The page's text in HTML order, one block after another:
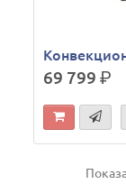
69 799р.